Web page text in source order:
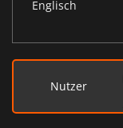
Englisch
Spanisch
Russisch
Nutzer